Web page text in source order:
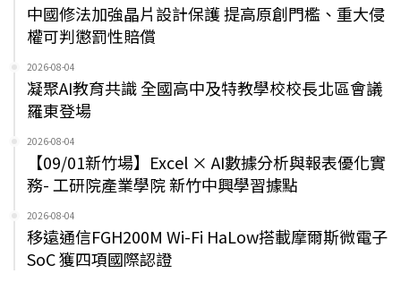
中國修法加強晶片設計保護 提高原創門檻、重大侵
權可判懲罰性賠償
2026-08-04
凝聚AI教育共識 全國高中及特教學校校長北區會議
羅東登場
2026-08-04
【09/01新竹場】Excel × AI數據分析與報表優化實
務- 工研院產業學院 新竹中興學習據點
2026-08-04
移遠通信FGH200M Wi-Fi HaLow搭載摩爾斯微電子
SoC 獲四項國際認證